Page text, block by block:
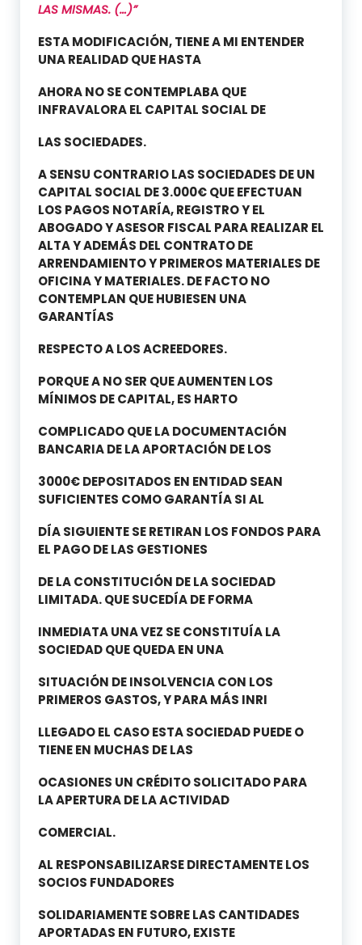
LAS MISMAS. (…)”
ESTA MODIFICACIÓN, TIENE A MI ENTENDER
UNA REALIDAD QUE HASTA
AHORA NO SE CONTEMPLABA QUE
INFRAVALORA EL CAPITAL SOCIAL DE
LAS SOCIEDADES.
A SENSU CONTRARIO LAS SOCIEDADES DE UN
CAPITAL SOCIAL DE 3.000€ QUE EFECTUAN
LOS PAGOS NOTARÍA, REGISTRO Y EL
ABOGADO Y ASESOR FISCAL PARA REALIZAR EL
ALTA Y ADEMÁS DEL CONTRATO DE
ARRENDAMIENTO Y PRIMEROS MATERIALES DE
OFICINA Y MATERIALES. DE FACTO NO
CONTEMPLAN QUE HUBIESEN UNA
GARANTÍAS
RESPECTO A LOS ACREEDORES.
PORQUE A NO SER QUE AUMENTEN LOS
MÍNIMOS DE CAPITAL, ES HARTO
COMPLICADO QUE LA DOCUMENTACIÓN
BANCARIA DE LA APORTACIÓN DE LOS
3000€ DEPOSITADOS EN ENTIDAD SEAN
SUFICIENTES COMO GARANTÍA SI AL
DÍA SIGUIENTE SE RETIRAN LOS FONDOS PARA
EL PAGO DE LAS GESTIONES
DE LA CONSTITUCIÓN DE LA SOCIEDAD
LIMITADA. QUE SUCEDÍA DE FORMA
INMEDIATA UNA VEZ SE CONSTITUÍA LA
SOCIEDAD QUE QUEDA EN UNA
SITUACIÓN DE INSOLVENCIA CON LOS
PRIMEROS GASTOS, Y PARA MÁS INRI
LLEGADO EL CASO ESTA SOCIEDAD PUEDE O
TIENE EN MUCHAS DE LAS
OCASIONES UN CRÉDITO SOLICITADO PARA
LA APERTURA DE LA ACTIVIDAD
COMERCIAL.
AL RESPONSABILIZARSE DIRECTAMENTE LOS
SOCIOS FUNDADORES
SOLIDARIAMENTE SOBRE LAS CANTIDADES
APORTADAS EN FUTURO, EXISTE